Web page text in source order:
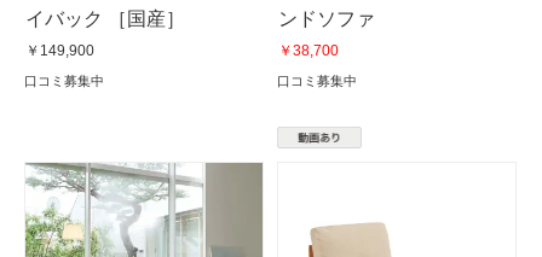
イバック ［国産］
￥149,900
口コミ募集中
ンドソファ
￥38,700
口コミ募集中